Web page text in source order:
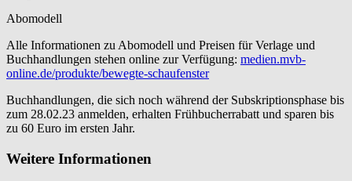
Abomodell
Alle Informationen zu Abomodell und Preisen für Verlage und
Buchhandlungen stehen online zur Verfügung: medien.mvb-
online.de/produkte/bewegte-schaufenster
Buchhandlungen, die sich noch während der Subskriptionsphase bis
zum 28.02.23 anmelden, erhalten Frühbucherrabatt und sparen bis
zu 60 Euro im ersten Jahr.
Weitere Informationen